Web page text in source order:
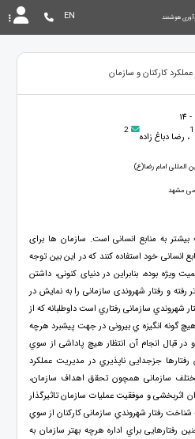
هوشمند EN
کارکنان و سازمان
1، رضا دباغ زاده 2
المللی امام رضا(ع)
مشهد
بیشتر به منابع انسانی است. سازمان ها برای
انسانی خود استفاده کنند که در این بین توجه
ویژه بوده، بنابراین در دنیای کنونی، داشتن
رفته و رفتار شهروندی سازمانی را به نمایش در
شهروندي سازمانی رفتاري است داوطلبانه که از
گونه انگیزه ي بیرونی در جهت پیشبرد هرچه
در قبال انجام آن انتظار هیچ پاداشی از سوي
جزجدایی ناپذیري در مدیریت عملکرد
سازمانی همچون تحقق اهداف سازمان،
اثربخشی و موفقیت عملیات سازمان تاثیرگذار
رفتار شهروندي سازمانی کارکنان از سوي
رفتارهایی براي اداره هرچه بهتر سازمان به